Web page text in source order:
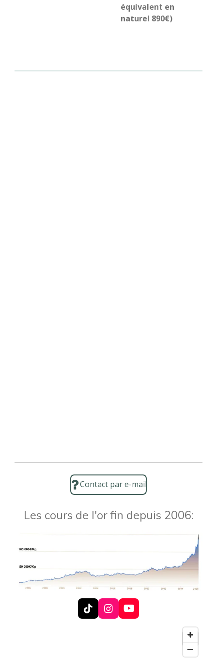
équivalent en
naturel 890€)
Contact par e-mail
Les cours de l'or fin depuis 2006:
T
i
I
n
Y
o